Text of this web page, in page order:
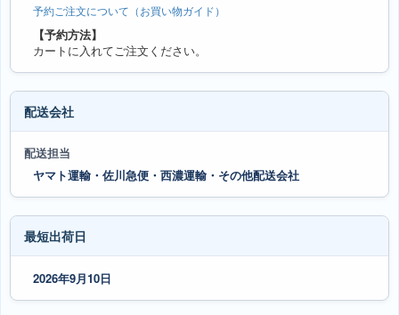
予約ご注文について（お買い物ガイド）
【予約方法】
カートに入れてご注文ください。
配送会社
配送担当
ヤマト運輸・佐川急便・西濃運輸・その他配送会社
最短出荷日
2026年9月10日